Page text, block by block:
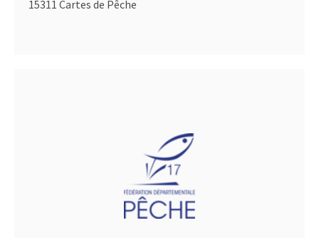
15311 Cartes de Pêche